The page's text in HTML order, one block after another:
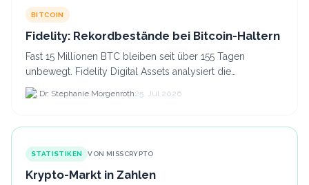
BITCOIN
Fidelity: Rekordbestände bei Bitcoin-Haltern
Fast 15 Millionen BTC bleiben seit über 155 Tagen
unbewegt. Fidelity Digital Assets analysiert die
Anlegerüberzeugung trotz Kursverlusten und einem
BTC-Preis.
Dr. Stephanie Morgenroth25. Jul 2026
STATISTIKEN VON MISSCRYPTO
Krypto-Markt in Zahlen